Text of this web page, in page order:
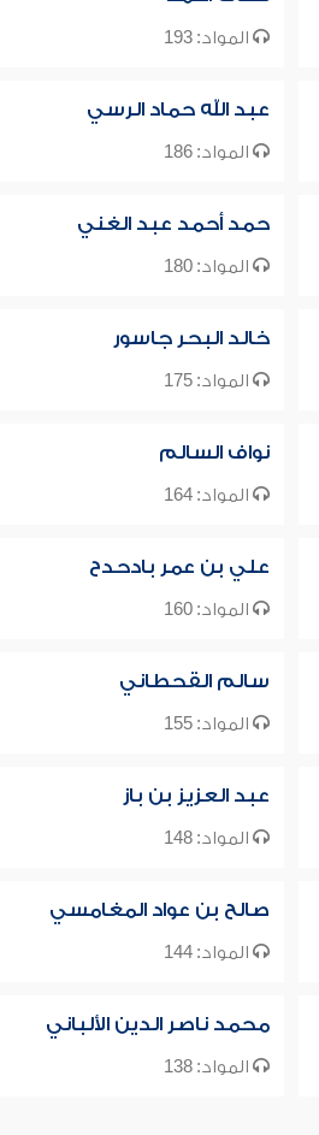
المواد: 193
عبد الله حماد الرسي
المواد: 186
حمد أحمد عبد الغني
المواد: 180
خالد البحر جاسور
المواد: 175
نواف السالم
المواد: 164
علي بن عمر بادحدح
المواد: 160
سالم القحطاني
المواد: 155
عبد العزيز بن باز
المواد: 148
صالح بن عواد المغامسي
المواد: 144
محمد ناصر الدين الألباني
المواد: 138